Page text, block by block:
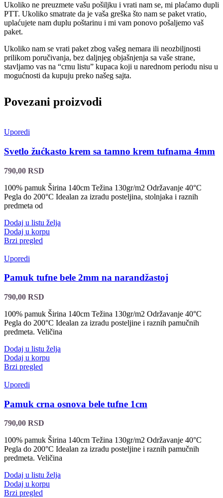
Ukoliko ne preuzmete vašu pošiljku i vrati nam se, mi plaćamo dupli
PTT. Ukoliko smatrate da je vaša greška što nam se paket vratio,
uplaćujete nam duplu poštarinu i mi vam ponovo pošaljemo vaš
paket.
Ukoliko nam se vrati paket zbog vašeg nemara ili neozbiljnosti
prilikom poručivanja, bez daljnjeg objašnjenja sa vaše strane,
stavljamo vas na “crnu listu” kupaca koji u narednom periodu nisu u
mogućnosti da kupuju preko našeg sajta.
Povezani proizvodi
Uporedi
Svetlo žućkasto krem sa tamno krem tufnama 4mm
790,00 RSD
100% pamuk Širina 140cm Težina 130gr/m2 Održavanje 40°C
Pegla do 200°C Idealan za izradu posteljina, stolnjaka i raznih
predmeta od
Dodaj u listu želja
Dodaj u korpu
Brzi pregled
Uporedi
Pamuk tufne bele 2mm na narandžastoj
790,00 RSD
100% pamuk Širina 140cm Težina 130gr/m2 Održavanje 40°C
Pegla do 200°C Idealan za izradu posteljine i raznih pamučnih
predmeta. Veličina
Dodaj u listu želja
Dodaj u korpu
Brzi pregled
Uporedi
Pamuk crna osnova bele tufne 1cm
790,00 RSD
100% pamuk Širina 140cm Težina 130gr/m2 Održavanje 40°C
Pegla do 200°C Idealan za izradu posteljine i raznih pamučnih
predmeta. Veličina
Dodaj u listu želja
Dodaj u korpu
Brzi pregled